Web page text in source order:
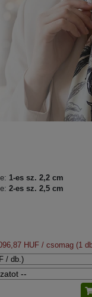
1-es sz. 2,2 cm
2-es sz. 2,5 cm
HUF/ csomag (1